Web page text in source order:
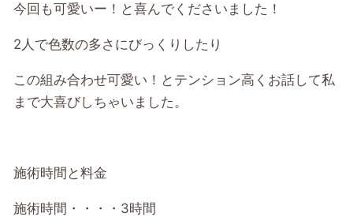
今回も可愛いー！と喜んでくださいました！
2人で色数の多さにびっくりしたり
この組み合わせ可愛い！とテンション高くお話して私
まで大喜びしちゃいました。
施術時間と料金
施術時間・・・・3時間